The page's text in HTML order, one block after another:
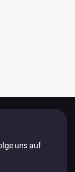
uns auf